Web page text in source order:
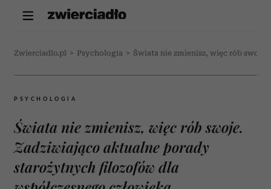
Zwierciadlo.pl > Psychologia > Świata nie zmienisz, więc rób
PSYCHOLOGIA
Świata nie zmienisz, więc rób swoje.
Zadziwiająco aktualne porady
starożytnych filozofów dla